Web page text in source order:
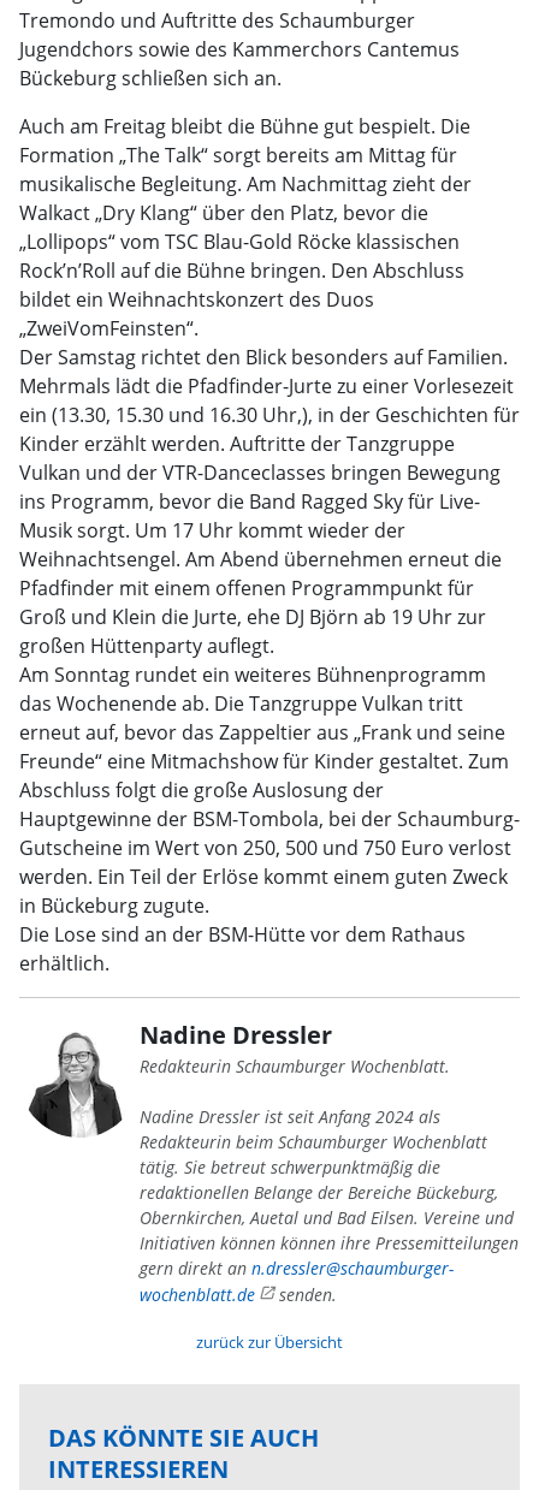
Tremondo und Auftritte des Schaumburger
Jugendchors sowie des Kammerchors Cantemus
Bückeburg schließen sich an.
Auch am Freitag bleibt die Bühne gut bespielt. Die
Formation „The Talk“ sorgt bereits am Mittag für
musikalische Begleitung. Am Nachmittag zieht der
Walkact „Dry Klang“ über den Platz, bevor die
„Lollipops“ vom TSC Blau-Gold Röcke klassischen
Rock’n’Roll auf die Bühne bringen. Den Abschluss
bildet ein Weihnachtskonzert des Duos
„ZweiVomFeinsten“.
Der Samstag richtet den Blick besonders auf Familien.
Mehrmals lädt die Pfadfinder-Jurte zu einer Vorlesezeit
ein (13.30, 15.30 und 16.30 Uhr,), in der Geschichten für
Kinder erzählt werden. Auftritte der Tanzgruppe
Vulkan und der VTR-Danceclasses bringen Bewegung
ins Programm, bevor die Band Ragged Sky für Live-
Musik sorgt. Um 17 Uhr kommt wieder der
Weihnachtsengel. Am Abend übernehmen erneut die
Pfadfinder mit einem offenen Programmpunkt für
Groß und Klein die Jurte, ehe DJ Björn ab 19 Uhr zur
großen Hüttenparty auflegt.
Am Sonntag rundet ein weiteres Bühnenprogramm
das Wochenende ab. Die Tanzgruppe Vulkan tritt
erneut auf, bevor das Zappeltier aus „Frank und seine
Freunde“ eine Mitmachshow für Kinder gestaltet. Zum
Abschluss folgt die große Auslosung der
Hauptgewinne der BSM-Tombola, bei der Schaumburg-
Gutscheine im Wert von 250, 500 und 750 Euro verlost
werden. Ein Teil der Erlöse kommt einem guten Zweck
in Bückeburg zugute.
Die Lose sind an der BSM-Hütte vor dem Rathaus
erhältlich.
Nadine Dressler
Redakteurin Schaumburger Wochenblatt.
Nadine Dressler ist seit Anfang 2024 als
Redakteurin beim Schaumburger Wochenblatt
tätig. Sie betreut schwerpunktmäßig die
redaktionellen Belange der Bereiche Bückeburg,
Obernkirchen, Auetal und Bad Eilsen. Vereine und
Initiativen können können ihre Pressemitteilungen
gern direkt an n.dressler@schaumburger-
wochenblatt.de
senden.
zurück zur Übersicht
DAS KÖNNTE SIE AUCH
INTERESSIEREN